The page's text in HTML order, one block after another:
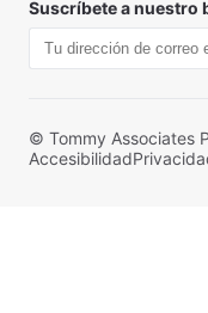
Suscríbete a nuestro
© Tommy Associates
Accesibilidad